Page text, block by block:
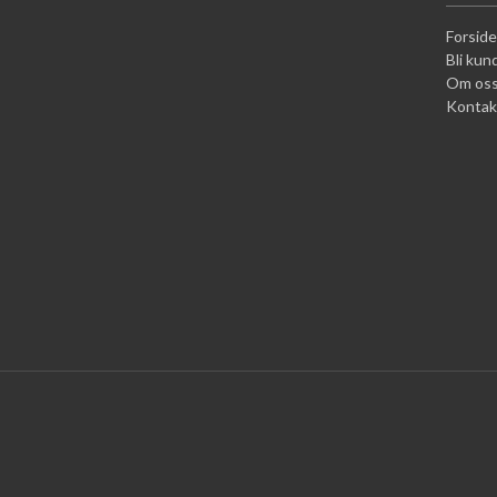
Forside
Bli
Om